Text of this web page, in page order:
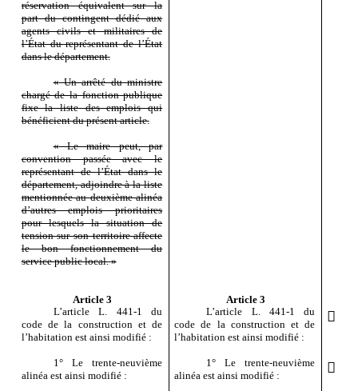
réservation équivalent sur la
part du contingent dédié aux
agents civils et militaires de
l’État du représentant de l’État
dans le département.
« Un arrêté du ministre
chargé de la fonction publique
fixe la liste des emplois qui
bénéficient du présent article.
«
Le maire peut, par
convention passée avec le
représentant de l’État dans le
département, adjoindre à la liste
mentionnée au deuxième alinéa
d’autres emplois prioritaires
pour lesquels la situation de
tension sur son territoire affecte
le bon fonctionnement du
service public local. »
Article 3
Article 3
L’article
L. 441 ‑1 du
code de la construction et de
l’habitation est ainsi modifié :
L’article L. 441 ‑1 du
code de la construction et de
l’habitation est ainsi modifié :

1° Le trente‑neuvième
alinéa est ainsi modifié :
1° Le trente‑neuvième
alinéa est ainsi modifié : 